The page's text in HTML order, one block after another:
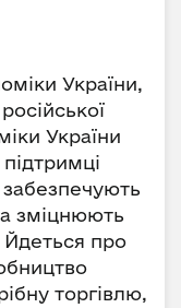
України,
України
зміцнюють
Йдеться про
торгівлю,